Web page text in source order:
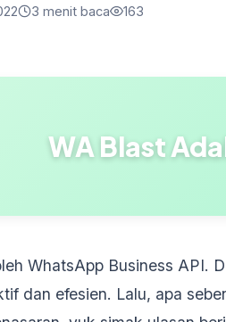
3 menit baca 163
WA Blast
WhatsApp Business API.
dan efesien. Lalu, apa